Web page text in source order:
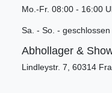
Mo.-Fr. 08:00 - 16:00
Sa. - So. - geschlossen
Abhollager &
Lindleystr. 7, 60314